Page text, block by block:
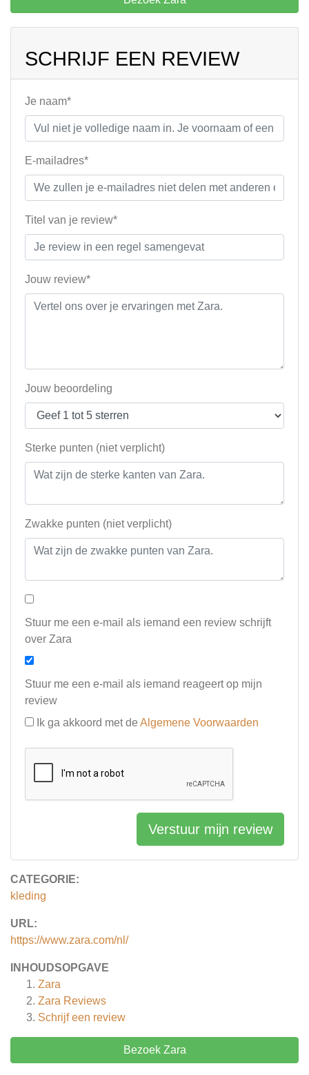
CATEGORIE:
kleding
URL:
https://www.zara.com/nl/
INHOUDSOPGAVE
Zara
Zara Reviews
Schrijf een review
Bezoek Zara
SCHRIJF EEN REVIEW
Je naam*
E-mailadres*
Titel van je review*
Jouw review*
Jouw beoordeling
Sterke punten (niet verplicht)
Zwakke punten (niet verplicht)
Stuur me een e-mail als iemand een review schrijft
over Zara
Stuur me een e-mail als iemand reageert op mijn
review
Ik ga akkoord met de Algemene Voorwaarden
Verstuur mijn review